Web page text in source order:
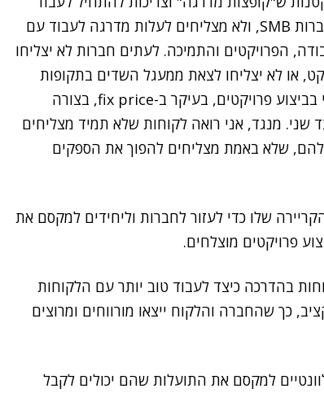
מסודר עם לקוחות או עם ספקים שעובדים טוב עם חברות SMB, ולא מצליחים לעלות מדרגה לעבוד עם
הפרויקטים והתמיכה. לעתים חברות לא יצליחו
או לא יצליחו לצאת ממעגל השדים בתקופות
משבר (כשהכל טוב, כולם מרוצים ?). קיים קושי אמיתי בביצוע פרויקטים, בעיקר ב-fix price, בצורה
שני. מנגד, אני רואה לקוחות שלא תמיד מצליחים
שלא באמת מצליחים להפוך את הספקים
שלו כדי לעזור לחברות וליחידים למקסם את
פרויקטים מוצלחים.
בהדרכה כיצד לעבוד טוב יותר עם הלקוחות
כך שהחברה והלקוח ייצאו מורווחים ומרוצים
למקסם את התועלות שהם יכולים לקבל